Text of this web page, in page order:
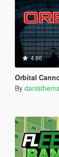
4.86
Orbital
By